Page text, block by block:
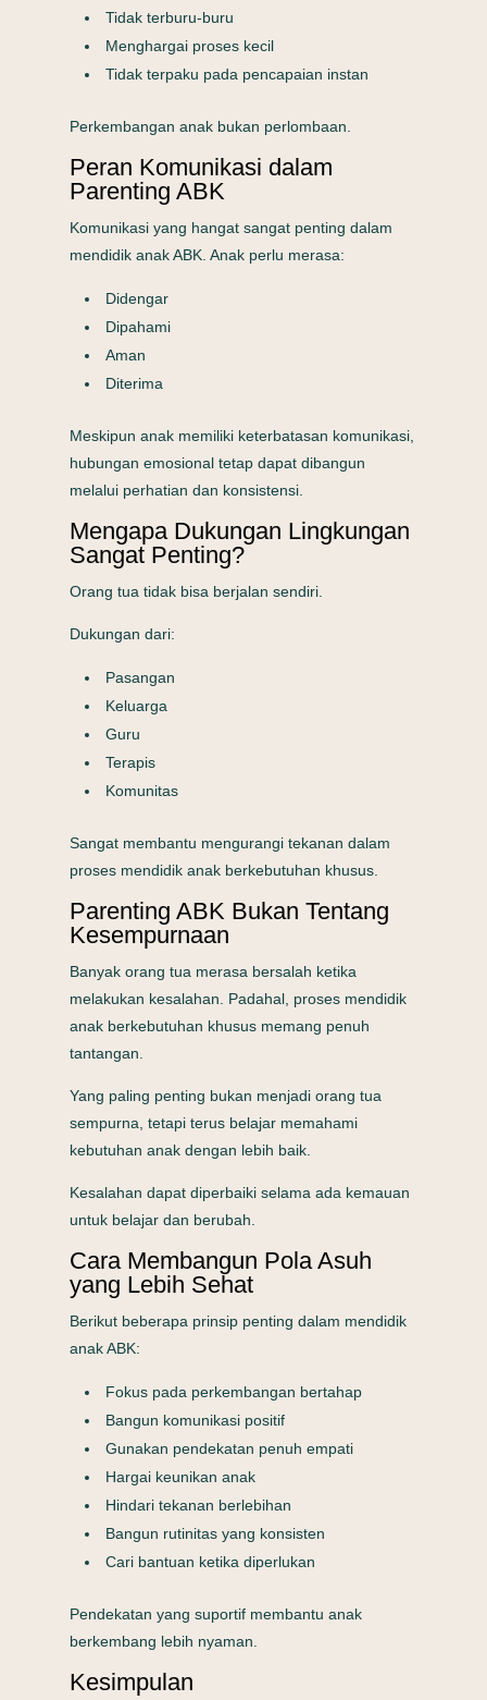
Tidak terburu-buru
Menghargai proses kecil
Tidak terpaku pada pencapaian instan
Perkembangan anak bukan perlombaan.
Peran Komunikasi dalam
Parenting ABK
Komunikasi yang hangat sangat penting dalam
mendidik anak ABK. Anak perlu merasa:
Didengar
Dipahami
Aman
Diterima
Meskipun anak memiliki keterbatasan komunikasi,
hubungan emosional tetap dapat dibangun
melalui perhatian dan konsistensi.
Mengapa Dukungan Lingkungan
Sangat Penting?
Orang tua tidak bisa berjalan sendiri.
Dukungan dari:
Pasangan
Keluarga
Guru
Terapis
Komunitas
Sangat membantu mengurangi tekanan dalam
proses mendidik anak berkebutuhan khusus.
Parenting ABK Bukan Tentang
Kesempurnaan
Banyak orang tua merasa bersalah ketika
melakukan kesalahan. Padahal, proses mendidik
anak berkebutuhan khusus memang penuh
tantangan.
Yang paling penting bukan menjadi orang tua
sempurna, tetapi terus belajar memahami
kebutuhan anak dengan lebih baik.
Kesalahan dapat diperbaiki selama ada kemauan
untuk belajar dan berubah.
Cara Membangun Pola Asuh
yang Lebih Sehat
Berikut beberapa prinsip penting dalam mendidik
anak ABK:
Fokus pada perkembangan bertahap
Bangun komunikasi positif
Gunakan pendekatan penuh empati
Hargai keunikan anak
Hindari tekanan berlebihan
Bangun rutinitas yang konsisten
Cari bantuan ketika diperlukan
Pendekatan yang suportif membantu anak
berkembang lebih nyaman.
Kesimpulan